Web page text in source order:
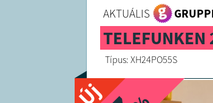
AKTUÁLIS
Típus: XH24PO55S
Új